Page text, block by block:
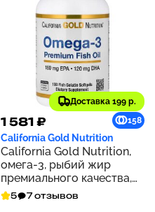
Доставка 199 р.
1 581 ₽ 158
California Gold Nutrition
California Gold Nutrition,
омега-3, рыбий жир
премиального качества,
100 капсул из рыбьего
желатина
5 7 отзывов